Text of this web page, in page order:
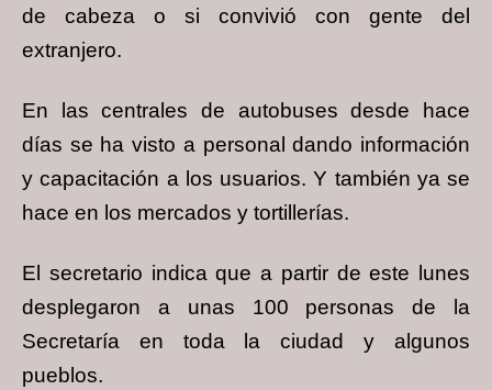
de cabeza o si convivió con gente del
extranjero.
En las centrales de autobuses desde hace
días se ha visto a personal dando información
y capacitación a los usuarios. Y también ya se
hace en los mercados y tortillerías.
El secretario indica que a partir de este lunes
desplegaron a unas 100 personas de la
Secretaría en toda la ciudad y algunos
pueblos.